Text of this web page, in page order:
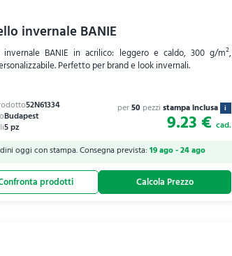
invernale BANIE
invernale BANIE in acrilico: leggero e caldo, 300 g/m²,
Perfetto per brand e look invernali.
per50 pezzi stampa inclusa i
9.23 € cad.
oggi con stampa. Consegna prevista: 19 ago - 24 ago
Calcola Prezzo